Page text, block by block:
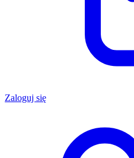
Zaloguj się